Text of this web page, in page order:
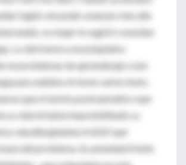
inglés sin poder avanzar más allá
su mujer le sugirió consultar
Lo derivaron a un psiquiatra
en problemas de aprendizaje y una
para adultos le tomó varios tests.
que el estrés postraumático que
su vida le había imposibilitado su
desdibujándole el ADD que
del problema. Su ansiedad frente